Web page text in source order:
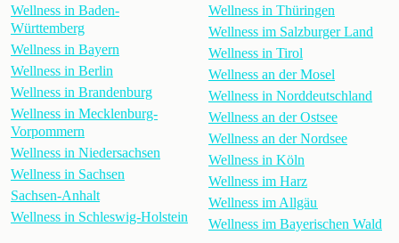
Wellness in Baden-
Württemberg
Wellness in Bayern
Wellness in Berlin
Wellness in Brandenburg
Wellness in Mecklenburg-
Vorpommern
Wellness in Niedersachsen
Wellness in Sachsen
Sachsen-Anhalt
Wellness in Schleswig-Holstein
Wellness in Thüringen
Wellness im Salzburger Land
Wellness in Tirol
Wellness an der Mosel
Wellness in Norddeutschland
Wellness an der Ostsee
Wellness an der Nordsee
Wellness in Köln
Wellness im Harz
Wellness im Allgäu
Wellness im Bayerischen Wald